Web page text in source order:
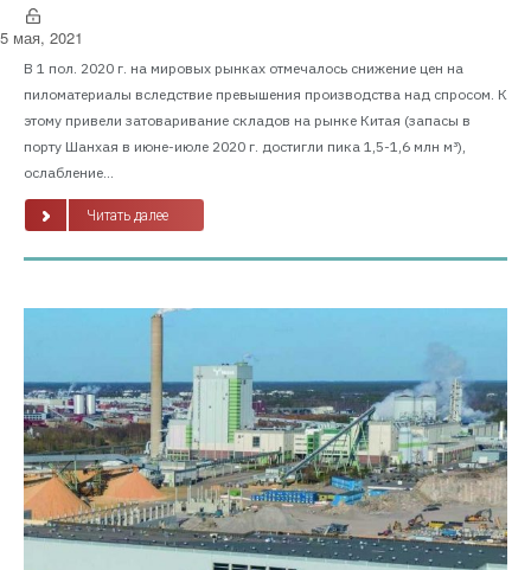
5 мая, 2021
В 1 пол. 2020 г. на мировых рынках отмечалось снижение цен на
пиломатериалы вследствие превышения производства над спросом. К
этому привели затоваривание складов на рынке Китая (запасы в
порту Шанхая в июне-июле 2020 г. достигли пика 1,5-1,6 млн м³),
ослабление...
Читать далее